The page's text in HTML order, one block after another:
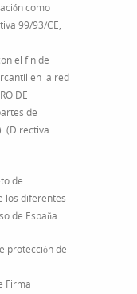
como
99/93/CE,
el fin de
en la red
DE
de
(Directiva
de
los diferentes
de España:
protección de
Firma